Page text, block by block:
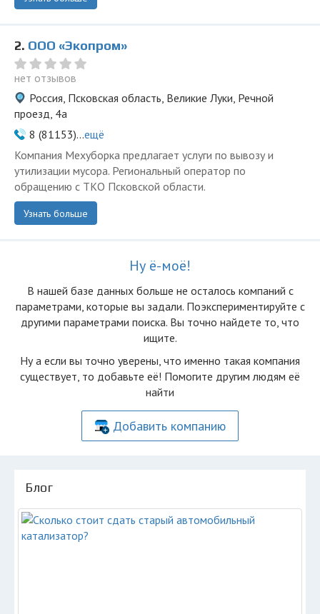
2. ООО «Экопром»
нет отзывов
Россия, Псковская область, Великие Луки, Речной
проезд, 4а
8 (81153)...ещё
Компания Мехуборка предлагает услуги по вывозу и
утилизации мусора. Региональный оператор по
обращению с ТКО Псковской области.
Узнать больше
Ну ё-моё!
В нашей базе данных больше не осталоcь компаний с
параметрами, которые вы задали. Поэкспериментируйте с
другими параметрами поиска. Вы точно найдете то, что
ищите.
Ну а если вы точно уверены, что именно такая компания
существует, то добавьте её! Помогите другим людям её
найти
Добавить компанию
Блог